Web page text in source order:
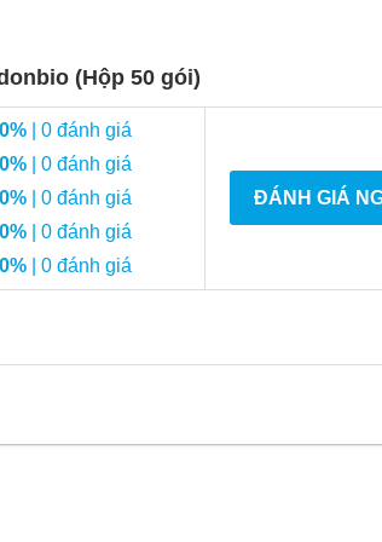
(Hộp 50 gói)
0% | 0 đánh giá
0% | 0 đánh giá
0% | 0 đánh giá
0% | 0 đánh giá
0% | 0 đánh giá
ĐÁNH GIÁ